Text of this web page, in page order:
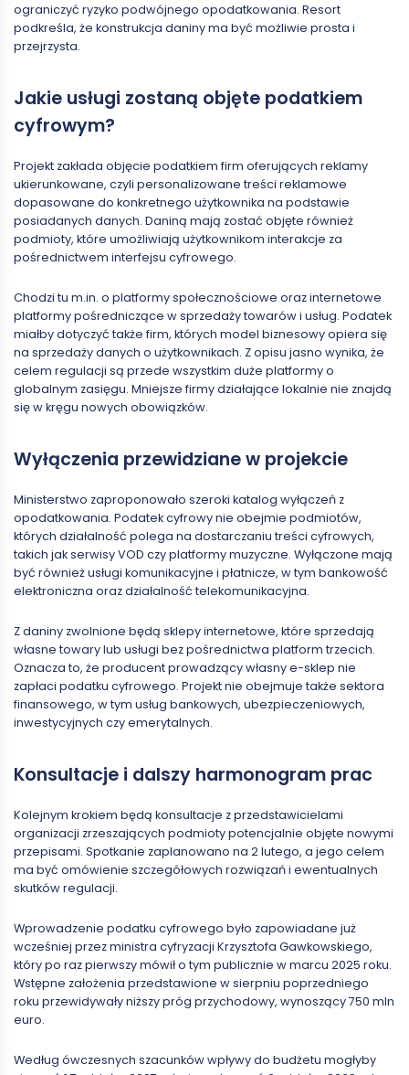
ograniczyć ryzyko podwójnego opodatkowania. Resort
podkreśla, że konstrukcja daniny ma być możliwie prosta i
przejrzysta.
Jakie usługi zostaną objęte podatkiem
cyfrowym?
Projekt zakłada objęcie podatkiem firm oferujących reklamy
ukierunkowane, czyli personalizowane treści reklamowe
dopasowane do konkretnego użytkownika na podstawie
posiadanych danych. Daniną mają zostać objęte również
podmioty, które umożliwiają użytkownikom interakcje za
pośrednictwem interfejsu cyfrowego.
Chodzi tu m.in. o platformy społecznościowe oraz internetowe
platformy pośredniczące w sprzedaży towarów i usług. Podatek
miałby dotyczyć także firm, których model biznesowy opiera się
na sprzedaży danych o użytkownikach. Z opisu jasno wynika, że
celem regulacji są przede wszystkim duże platformy o
globalnym zasięgu. Mniejsze firmy działające lokalnie nie znajdą
się w kręgu nowych obowiązków.
Wyłączenia przewidziane w projekcie
Ministerstwo zaproponowało szeroki katalog wyłączeń z
opodatkowania. Podatek cyfrowy nie obejmie podmiotów,
których działalność polega na dostarczaniu treści cyfrowych,
takich jak serwisy VOD czy platformy muzyczne. Wyłączone mają
być również usługi komunikacyjne i płatnicze, w tym bankowość
elektroniczna oraz działalność telekomunikacyjna.
Z daniny zwolnione będą sklepy internetowe, które sprzedają
własne towary lub usługi bez pośrednictwa platform trzecich.
Oznacza to, że producent prowadzący własny e-sklep nie
zapłaci podatku cyfrowego. Projekt nie obejmuje także sektora
finansowego, w tym usług bankowych, ubezpieczeniowych,
inwestycyjnych czy emerytalnych.
Konsultacje i dalszy harmonogram prac
Kolejnym krokiem będą konsultacje z przedstawicielami
organizacji zrzeszających podmioty potencjalnie objęte nowymi
przepisami. Spotkanie zaplanowano na 2 lutego, a jego celem
ma być omówienie szczegółowych rozwiązań i ewentualnych
skutków regulacji.
Wprowadzenie podatku cyfrowego było zapowiadane już
wcześniej przez ministra cyfryzacji Krzysztofa Gawkowskiego,
który po raz pierwszy mówił o tym publicznie w marcu 2025 roku.
Wstępne założenia przedstawione w sierpniu poprzedniego
roku przewidywały niższy próg przychodowy, wynoszący 750 mln
euro.
Według ówczesnych szacunków wpływy do budżetu mogłyby